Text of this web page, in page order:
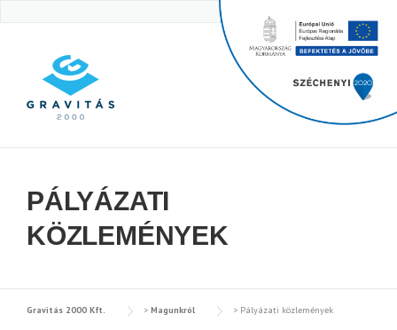
PÁLYÁZATI
KÖZLEMÉNYEK
Gravitás 2000 Kft. > Magunkról > Pályázati közlemények
fejlesztés